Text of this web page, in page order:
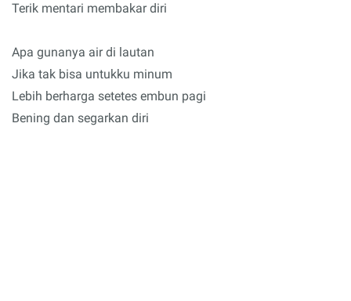
Terik mentari membakar diri
Apa gunanya air di lautan
Jika tak bisa untukku minum
Lebih berharga setetes embun pagi
Bening dan segarkan diri